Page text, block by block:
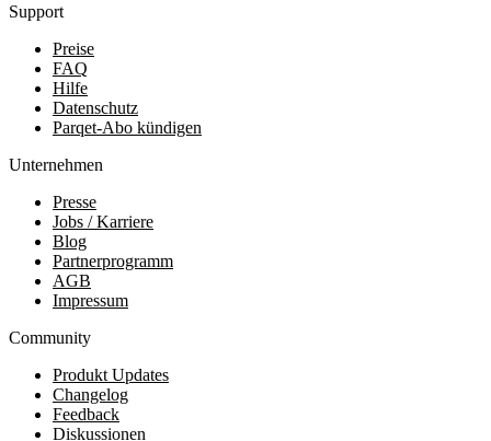
Support
Preise
FAQ
Hilfe
Datenschutz
Parqet-Abo kündigen
Unternehmen
Presse
Jobs / Karriere
Blog
Partnerprogramm
AGB
Impressum
Community
Produkt Updates
Changelog
Feedback
Diskussionen